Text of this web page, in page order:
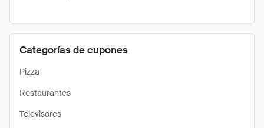
Categorías de cupones
Pizza
Restaurantes
Televisores